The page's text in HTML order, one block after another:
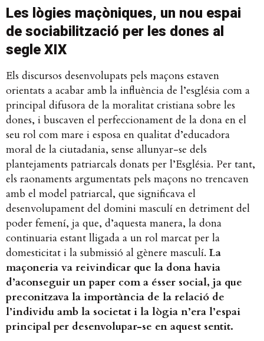
Les lògies maçòniques, un nou espai
de sociabilització per les dones al
segle XIX
Els discursos desenvolupats pels maçons estaven
orientats a acabar amb la influència de l’església com a
principal difusora de la moralitat cristiana sobre les
dones, i buscaven el perfeccionament de la dona en el
seu rol com mare i esposa en qualitat d’educadora
moral de la ciutadania, sense allunyar-se dels
plantejaments patriarcals donats per l’Església. Per tant,
els raonaments argumentats pels maçons no trencaven
amb el model patriarcal, que significava el
desenvolupament del domini masculí en detriment del
poder femení, ja que, d’aquesta manera, la dona
continuaria estant lligada a un rol marcat per la
domesticitat i la submissió al gènere masculí. La
maçoneria va reivindicar que la dona havia
d’aconseguir un paper com a ésser social, ja que
preconitzava la importància de la relació de
l’individu amb la societat i la lògia n’era l’espai
principal per desenvolupar-se en aquest sentit.